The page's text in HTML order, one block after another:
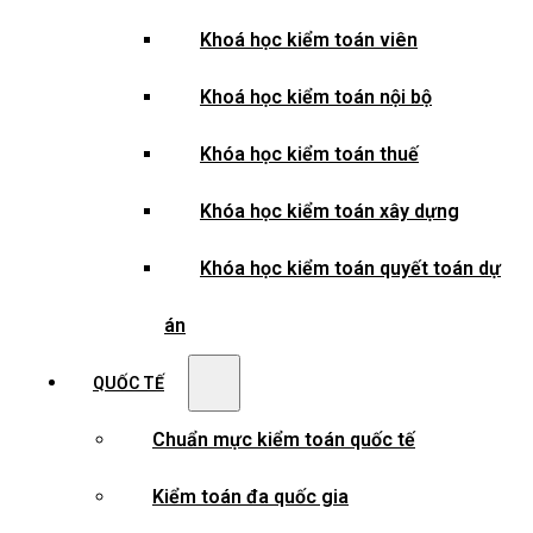
Khoá học kiểm toán viên
Khoá học kiểm toán nội bộ
Khóa học kiểm toán thuế
Khóa học kiểm toán xây dựng
Khóa học kiểm toán quyết toán dự
án
QUỐC TẾ
Chuẩn mực kiểm toán quốc tế
Kiểm toán đa quốc gia